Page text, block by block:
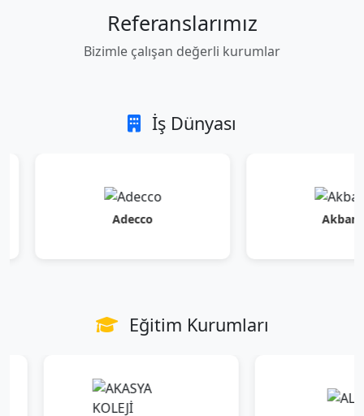
Referanslarımız
Bizimle çalışan değerli kurumlar
İş Dünyası
Eğitim Kurumları